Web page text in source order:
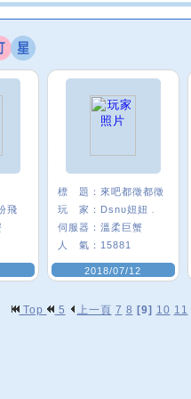
飛
標 題： 來吧都徵都徵
玩 家： Dsnυ妞妞﹒
伺服器： 溫柔巨蟹
人 氣： 15881
2018/07/12
Top 5 上一頁 7 8 [9] 10 11